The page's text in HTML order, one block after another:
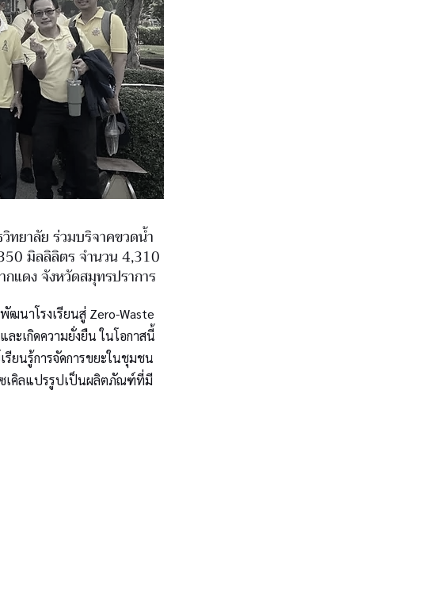
ทยาลัย ร่วมบริจาคขวดน้ำ
มิลลิลิตร จำนวน 4,310
แดง จังหวัดสมุทรปราการ
ฒนาโรงเรียนสู่ Zero-Waste
ะเกิดความยั่งยืน ในโอกาสนี้
ยนรู้การจัดการขยะในชุมชน
ซเคิลแปรรูปเป็นผลิตภัณฑ์ที่มี